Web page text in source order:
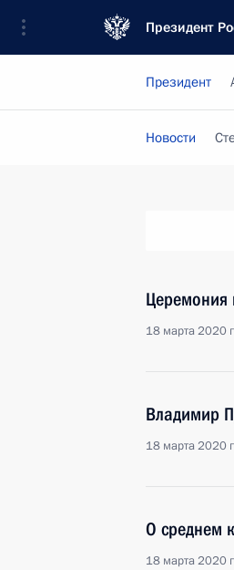
Президент
Президент
Новости
Церемония
18 марта 2020
Владимир
18 марта 2020
О среднем
18 марта 2020